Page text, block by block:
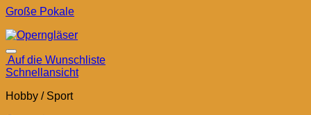
Große Pokale
Auf die Wunschliste
Schnellansicht
Hobby / Sport